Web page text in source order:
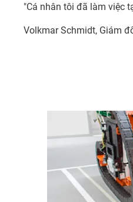
"Cá nhân tôi đã làm việc
Volkmar Schmidt, Giám